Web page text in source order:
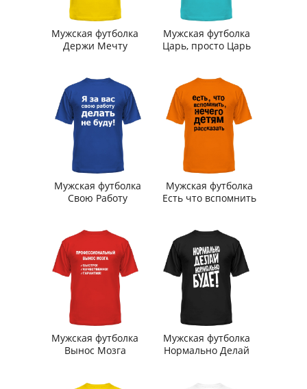
Мужская футболка
Держи Мечту
Мужская футболка
Царь, просто Царь
Мужская футболка
Свою Работу
Мужская футболка
Есть что вспомнить
Мужская футболка
Вынос Мозга
Мужская футболка
Нормально Делай